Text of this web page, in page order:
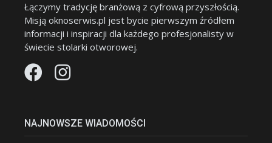
Łączymy tradycję branżową z cyfrową przyszłością.
Misją oknoserwis.pl jest bycie pierwszym źródłem
informacji i inspiracji dla każdego profesjonalisty w
świecie stolarki otworowej.
NAJNOWSZE WIADOMOŚCI